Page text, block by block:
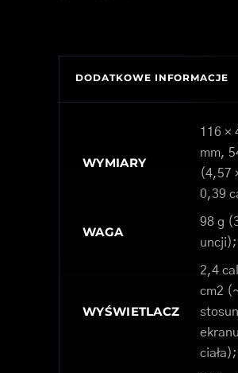
DODATKOWE INFORMACJE
WYMIARY
116 ×
mm,
(4,57
0,39
WAGA
98 g
uncji);
WYŚWIETLACZ
2,4
cm2
ciała);